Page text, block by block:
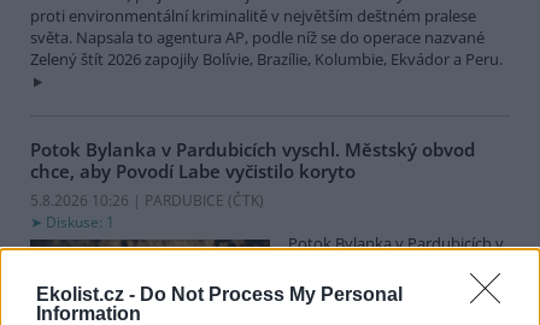
Ekolist.cz - Do Not Process My Personal
Information
proti environmentální kriminalitě v největším deštném pralese
světa. Napsala to agentura AP, podle níž se do operace nazvané
Zelený štít 2026 zapojily Bolívie, Brazílie, Kolumbie, Ekvádor a Peru.
Potok Bylanka v Pardubicích vyschl. Městský obvod
chce, aby Povodí Labe vyčistilo koryto
5.8.2026 10:26 | PARDUBICE (ČTK)
Diskuse: 1
Potok Bylanka v Pardubicích v
průtoků a suchého počasí
vyschl. Městský obvod VI chce